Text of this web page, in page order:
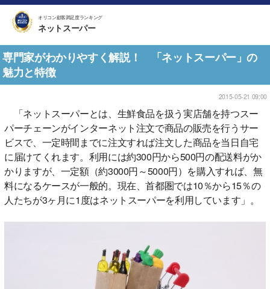
オリコン顧客満足度ランキング
ネットスーパー
専門家がわかりやすく解説！ 「ネットスーパー」の
魅力と特徴
2015-05-21 09:00
「ネットスーパーとは、生鮮食品を扱う実店舗を持つスー
パーチェーンがインターネット注文で商品の販売を行うサー
ビスで、一定時間までに注文すれば注文した商品を当日自宅
に届けてくれます。利用には約300円から500円の配送料がか
かりますが、一定額（約3000円～5000円）を購入すれば、無
料になるケースが一般的。現在、首都圏では10％から15％の
人たちが3ヶ月に1度はネットスーパーを利用しています」。